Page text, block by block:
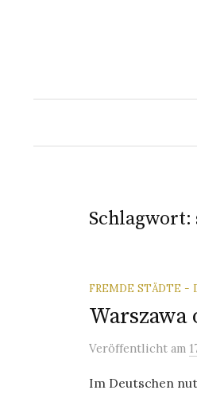
Schlagwort:
FREMDE STÄDTE -
Warszawa
Veröffentlicht am
Im Deutschen